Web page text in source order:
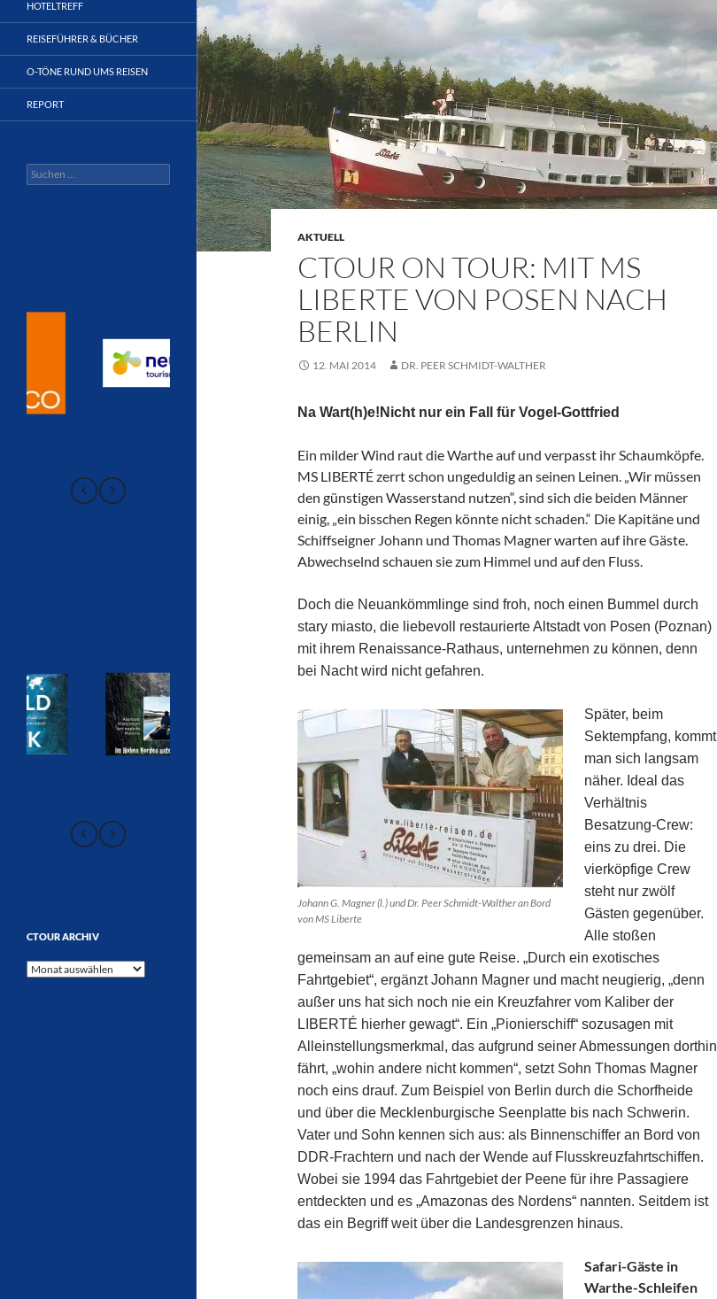
AKTUELL
CTOUR ON TOUR: MIT MS
LIBERTE VON POSEN NACH
BERLIN
12. MAI 2014 DR. PEER SCHMIDT-WALTHER
Na Wart(h)e!Nicht nur ein Fall für Vogel-Gottfried
Ein milder Wind raut die Warthe auf und verpasst ihr Schaumköpfe.
MS LIBERTÉ zerrt schon ungeduldig an seinen Leinen. „Wir müssen
den günstigen Wasserstand nutzen“, sind sich die beiden Männer
einig, „ein bisschen Regen könnte nicht schaden.“ Die Kapitäne und
Schiffseigner Johann und Thomas Magner warten auf ihre Gäste.
Abwechselnd schauen sie zum Himmel und auf den Fluss.
Doch die Neuankömmlinge sind froh, noch einen Bummel durch
stary miasto, die liebevoll restaurierte Altstadt von Posen (Poznan)
mit ihrem Renaissance-Rathaus, unternehmen zu können, denn
bei Nacht wird nicht gefahren.
Johann G. Magner (l.) und Dr. Peer Schmidt-Walther an Bord
von MS Liberte
Später, beim
Sektempfang, kommt
man sich langsam
näher. Ideal das
Verhältnis
Besatzung-Crew:
eins zu drei. Die
vierköpfige Crew
steht nur zwölf
Gästen gegenüber.
Alle stoßen
gemeinsam an auf eine gute Reise. „Durch ein exotisches
Fahrtgebiet“, ergänzt Johann Magner und macht neugierig, „denn
außer uns hat sich noch nie ein Kreuzfahrer vom Kaliber der
LIBERTÉ hierher gewagt“. Ein „Pionierschiff“ sozusagen mit
Alleinstellungsmerkmal, das aufgrund seiner Abmessungen dorthin
fährt, „wohin andere nicht kommen“, setzt Sohn Thomas Magner
noch eins drauf. Zum Beispiel von Berlin durch die Schorfheide
und über die Mecklenburgische Seenplatte bis nach Schwerin.
Vater und Sohn kennen sich aus: als Binnenschiffer an Bord von
DDR-Frachtern und nach der Wende auf Flusskreuzfahrtschiffen.
Wobei sie 1994 das Fahrtgebiet der Peene für ihre Passagiere
entdeckten und es „Amazonas des Nordens“ nannten. Seitdem ist
das ein Begriff weit über die Landesgrenzen hinaus.
Safari-Gäste in
Warthe-Schleifen
HOTELTREFF
REISEFÜHRER & BÜCHER
O-TÖNE RUND UMS REISEN
REPORT
Suchen
nach:
CTOUR ARCHIV
CTOUR